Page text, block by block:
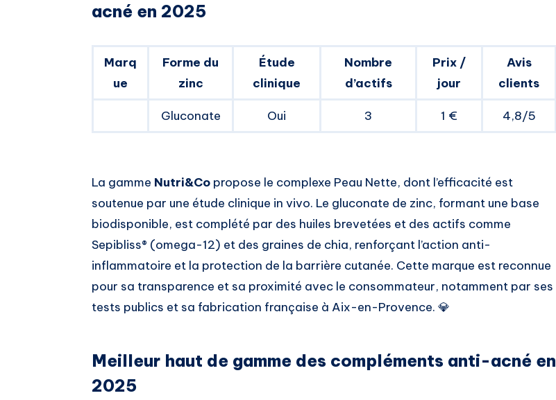
acné en 2025
Marq
ue
Forme du
zinc
Étude
clinique
Nombre
d’actifs
Prix /
jour
Avis
clients
Gluconate Oui 3 1 € 4,8/5
La gamme Nutri&Co propose le complexe Peau Nette, dont l’efficacité est
soutenue par une étude clinique in vivo. Le gluconate de zinc, formant une base
biodisponible, est complété par des huiles brevetées et des actifs comme
Sepibliss® (omega-12) et des graines de chia, renforçant l’action anti-
inflammatoire et la protection de la barrière cutanée. Cette marque est reconnue
pour sa transparence et sa proximité avec le consommateur, notamment par ses
tests publics et sa fabrication française à Aix-en-Provence. 💎
Meilleur haut de gamme des compléments anti-acné en
2025